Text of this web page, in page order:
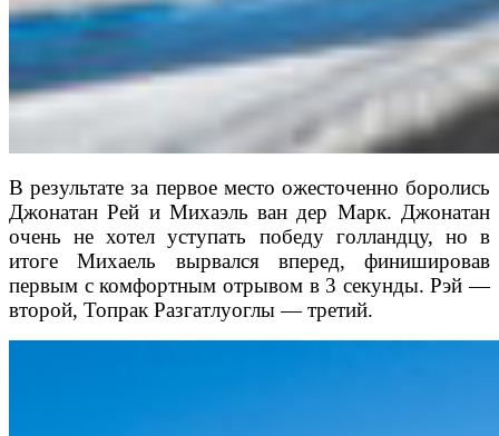
В результате за первое место ожесточенно боролись
Джонатан Рей и Михаэль ван дер Марк. Джонатан
очень не хотел уступать победу голландцу, но в
итоге Михаель вырвался вперед, финишировав
первым с комфортным отрывом в 3 секунды. Рэй —
второй, Топрак Разгатлуоглы — третий.